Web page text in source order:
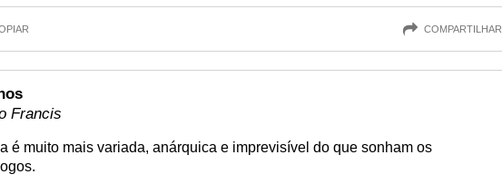
COMPARTILHAR
Francis
é muito mais variada, anárquica e imprevisível do que sonham os